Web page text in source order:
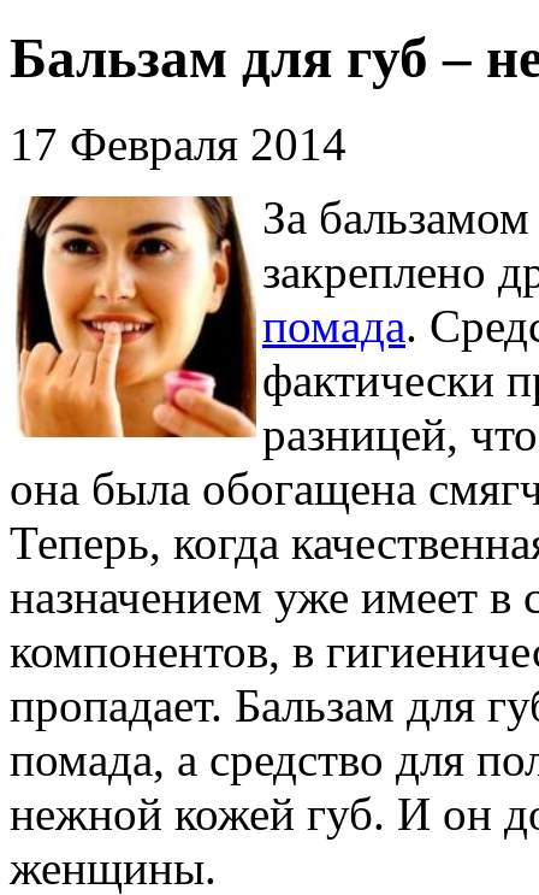
Бальзам для губ –
17 Февраля 2014
За
закреплено
помада.
фактически
разницей,
она была обогащена
Теперь, когда
назначением уже имеет в
компонентов, в
пропадает. Бальзам для
помада, а средство для
нежной кожей губ. И он
женщины.